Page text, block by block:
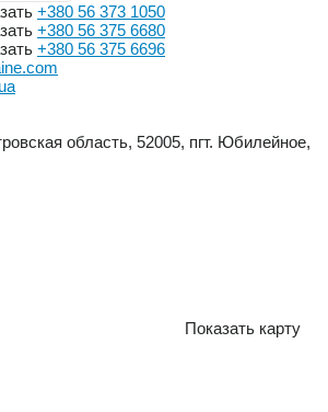
+380 56 373 1050
+380 56 375 6680
+380 56 375 6696
область, 52005, пгт. Юбилейное,
Показать карту